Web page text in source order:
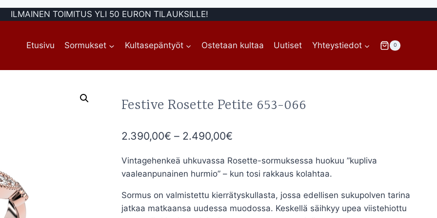
ILMAINEN TOIMITUS YLI 50 EURON TILAUKSILLE!
Etusivu Sormukset Kultasepäntyöt Ostetaan kultaa Uutiset Yhteystiedot 0
Festive Rosette Petite 653-066
2.390,00€ – 2.490,00€Hintaluokka:
-
Vintagehenkeä uhkuvassa Rosette-sormuksessa huokuu ”kupliva
vaaleanpunainen hurmio” – kun tosi rakkaus kolahtaa.
Sormus on valmistettu kierrätyskullasta, jossa edellisen sukupolven tarina
jatkaa matkaansa uudessa muodossa. Keskellä säihkyy upea viistehiottu